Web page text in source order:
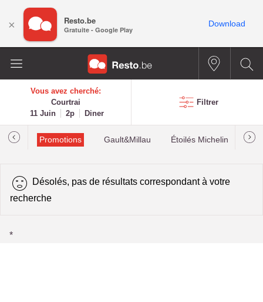
Vous avez cherché:
Courtrai
11 Juin
2p Diner
Filtrer
Promotions Gault&Millau Étoilés Michelin
Désolés, pas de résultats correspondant à votre
recherche
*
× Resto.be
Gratuite - Google Play
Download